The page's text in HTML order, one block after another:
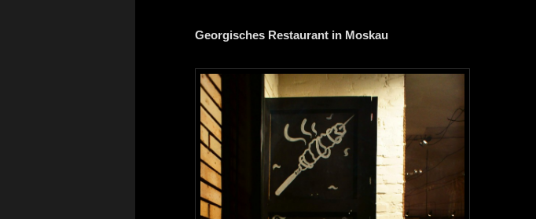
Georgisches Restaurant in Moskau